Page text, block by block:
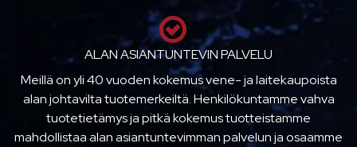
ALAN ASIANTUNTEVIN PALVELU
Meillä on yli 40 vuoden kokemus vene- ja laitekaupoista
alan johtavilta tuotemerkeiltä. Henkilökuntamme vahva
tuotetietämys ja pitkä kokemus tuotteistamme
mahdollistaa alan asiantuntevimman palvelun ja osaamme